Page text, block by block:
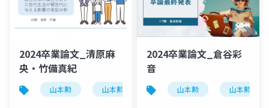
2024卒業論文_清原麻
央・竹備真紀
山本勲 山本勲研究会 計量経済 stata
2024卒業論文_倉谷彩
音
山本勲 山本勲研究